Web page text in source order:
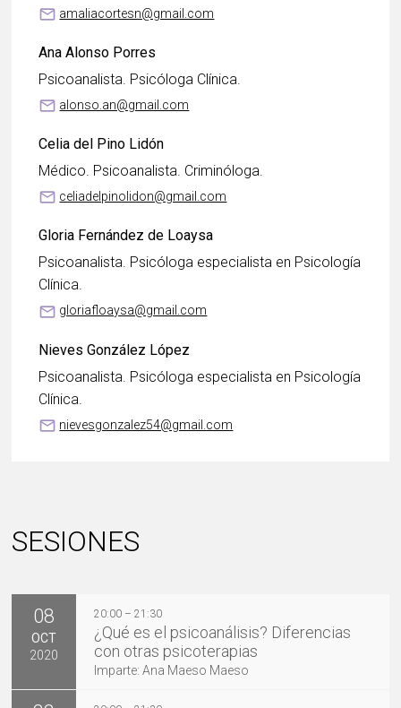
mail_outline amaliacortesn@gmail.com
Ana Alonso Porres
Psicoanalista. Psicóloga Clínica.
mail_outline alonso.an@gmail.com
Celia del Pino Lidón
Médico. Psicoanalista. Criminóloga.
mail_outline celiadelpinolidon@gmail.com
Gloria Fernández de Loaysa
Psicoanalista. Psicóloga especialista en Psicología
Clínica.
mail_outline gloriafloaysa@gmail.com
Nieves González López
Psicoanalista. Psicóloga especialista en Psicología
Clínica.
mail_outline nievesgonzalez54@gmail.com
SESIONES
08
OCT
2020
20:00 – 21:30
¿Qué es el psicoanálisis? Diferencias
con otras psicoterapias
Imparte: Ana Maeso Maeso